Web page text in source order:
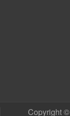
Copyright